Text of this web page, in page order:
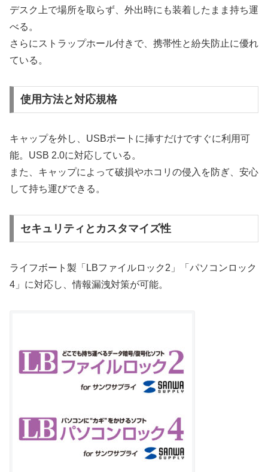
デスク上で場所を取らず、外出時にも装着したまま持ち運
べる。
さらにストラップホール付きで、携帯性と紛失防止に優れ
ている。
使用方法と対応規格
キャップを外し、USBポートに挿すだけですぐに利用可
能。USB 2.0に対応している。
また、キャップによって破損やホコリの侵入を防ぎ、安心
して持ち運びできる。
セキュリティとカスタマイズ性
ライフボート製「LBファイルロック2」「パソコンロック
4」に対応し、情報漏洩対策が可能。